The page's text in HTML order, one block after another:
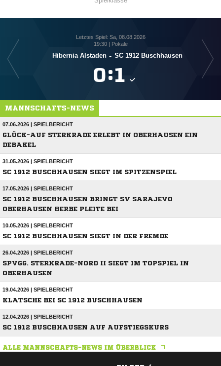
Letztes Spiel: Sa, 08.08.2026
19:30 | Pokale
Hibernia Alstaden - SC 1912 Buschhausen
:
MANNSCHAFTS-NEWS
07.06.2026 | SPIELBERICHT
GLÜCK-AUF STERKRADE ERLEBT IN OBERHAUSEN EIN
DEBAKEL
31.05.2026 | SPIELBERICHT
SC 1912 BUSCHHAUSEN SIEGT IM SPITZENSPIEL
17.05.2026 | SPIELBERICHT
SC 1912 BUSCHHAUSEN BRINGT SV SARAJEVO
OBERHAUSEN HERBE PLEITE BEI
10.05.2026 | SPIELBERICHT
SC 1912 BUSCHHAUSEN SIEGT IN DER FREMDE
26.04.2026 | SPIELBERICHT
SPVGG. STERKRADE-NORD II SIEGT IM TOPSPIEL IN
OBERHAUSEN
19.04.2026 | SPIELBERICHT
KLATSCHE BEI SC 1912 BUSCHHAUSEN
12.04.2026 | SPIELBERICHT
SC 1912 BUSCHHAUSEN AUF AUFSTIEGSKURS
ALLE MANNSCHAFTS-NEWS IM ÜBERBLICK